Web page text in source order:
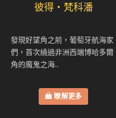
彼得・梵科潘
發現好望角之前，葡萄牙航海家
們，首次繞過非洲西端博哈多爾
角的魔鬼之海..
瞭解更多